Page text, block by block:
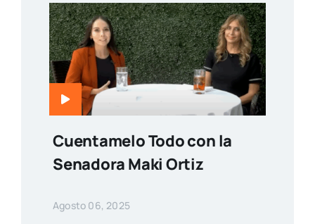
Cuentamelo Todo con la
Senadora Maki Ortiz
Agosto 06, 2025